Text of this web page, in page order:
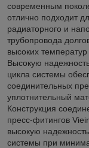
современным
отлично подходит
радиаторного и
трубопровода
высоких
Высокую
цикла системы
соединительных
уплотнительный
Конструкция
пресс-фитингов
высокую
системы при